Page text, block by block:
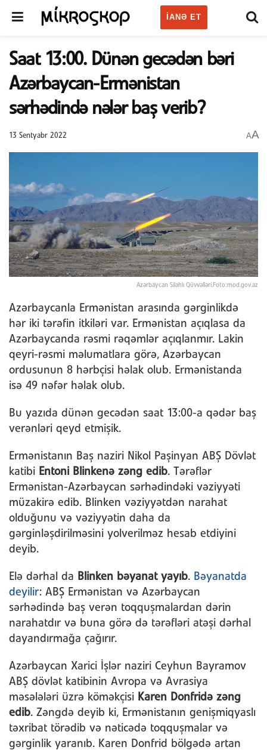
IANƏ ET
Saat 13:00. Dünən gecədən bəri
Azərbaycan-Ermənistan
sərhədində nələr baş verib?
13 Sentyabr 2022 AA
Azərbaycan Silahlı Qüvvəlləri.Foto:mod.gov.az
Azərbaycanla Ermənistan arasında gərginlikdə
hər iki tərəfin itkiləri var. Ermənistan açıqlasa da
Azərbaycanda rəsmi rəqəmlər açıqlanmır. Lakin
qeyri-rəsmi məlumatlara görə, Azərbaycan
ordusunun 8 hərbçisi həlak olub. Ermənistanda
isə 49 nəfər həlak olub.
Bu yazıda dünən gecədən saat 13:00-a qədər baş
verənləri qeyd etmişik.
Ermənistanın Baş naziri Nikol Paşinyan ABŞ Dövlət
katibi Entoni Blinkenə zəng edib. Tərəflər
Ermənistan-Azərbaycan sərhədindəki vəziyyəti
müzakirə edib. Blinken vəziyyətdən narahat
olduğunu və vəziyyətin daha da
gərginləşdirilməsini yolverilməz hesab etdiyini
deyib.
Elə dərhal da Blinken bəyanat yayıb. Bəyanatda
deyilir: ABŞ Ermənistan və Azərbaycan
sərhədində baş verən toqquşmalardan dərin
narahatdır və buna görə də tərəfləri atəşi dərhal
dayandırmağa çağırır.
Azərbaycan Xarici İşlər naziri Ceyhun Bayramov
ABŞ dövlət katibinin Avropa və Avrasiya
məsələləri üzrə köməkçisi Karen Donfridə zəng
edib. Zəngdə deyib ki, Ermənistanın genişmiqyaslı
təxribat törədib və nəticədə toqquşmalar və
gərginlik yaranıb. Karen Donfrid bölgədə artan